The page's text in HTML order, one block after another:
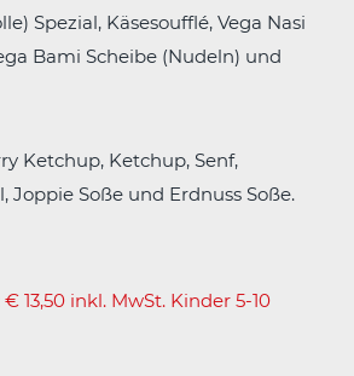
Spezial, Käsesoufflé, Vega Nasi
Bami Scheibe (Nudeln) und
Ketchup, Ketchup, Senf,
Joppie Soße und Erdnuss Soße.
13,50 inkl. MwSt. Kinder 5-10